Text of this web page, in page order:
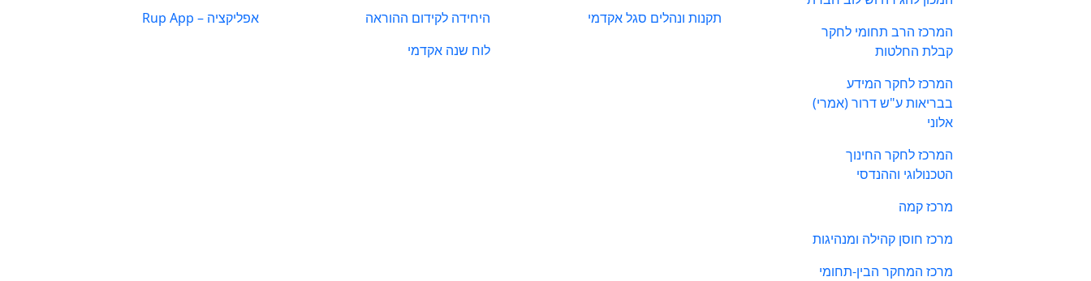
המרכז הרב תחומי לחקר
קבלת החלטות
המרכז לחקר המידע
בבריאות ע"ש דרור (אמרי)
אלוני
המרכז לחקר החינוך
הטכנולוגי וההנדסי
מרכז קמה
מרכז חוסן קהילה ומנהיגות
מרכז המחקר הבין-תחומי
תקנות ונהלים סגל אקדמי
היחידה לקידום ההוראה
לוח שנה אקדמי
אפליקציה – Rup App